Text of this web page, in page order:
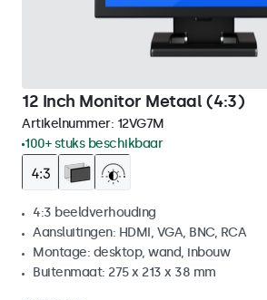
12 Inch Monitor Metaal (4:3)
Artikelnummer: 12VG7M
100+ stuks beschikbaar
4:3 beeldverhouding
Aansluitingen: HDMI, VGA, BNC, RCA
Montage: desktop, wand, inbouw
Buitenmaat: 275 x 213 x 38 mm